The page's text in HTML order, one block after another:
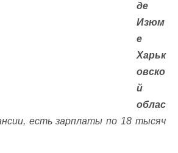
де
Изюм
е
Харьк
овско
й
облас
есть зарплаты по 18 тысяч